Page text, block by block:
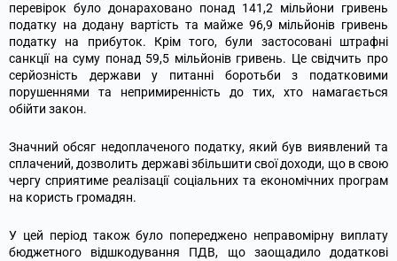
перевірок було донараховано понад 141,2 мільйони гривень
податку на додану вартість та майже 96,9 мільйонів гривень
податку на прибуток. Крім того, були застосовані штрафні
санкції на суму понад 59,5 мільйонів гривень. Це свідчить про
серйозність держави у питанні боротьби з податковими
порушеннями та непримиренність до тих, хто намагається
обійти закон.
Значний обсяг недоплаченого податку, який був виявлений та
сплачений, дозволить державі збільшити свої доходи, що в свою
чергу сприятиме реалізації соціальних та економічних програм
на користь громадян.
У цей період також було попереджено неправомірну виплату
бюджетного відшкодування ПДВ, що заощадило додаткові